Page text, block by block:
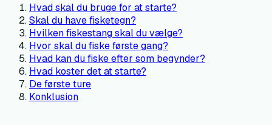
Hvad skal du bruge for at starte?
Skal du have fisketegn?
Hvilken fiskestang skal du vælge?
Hvor skal du fiske første gang?
Hvad kan du fiske efter som begynder?
Hvad koster det at starte?
De første ture
Konklusion